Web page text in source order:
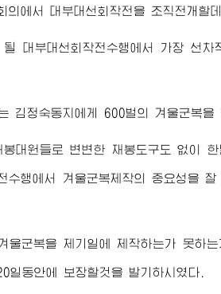
의에서 대부대선회작전을 조직전개
될 대부대선회작전수행에서 가장 선
김정숙동지 에게 600벌의 겨울군복을
대원들로 변변한 재봉도구도 없이
수행에서 겨울군복제작의 중요성을 잘
울군복을 제기일에 제작하는가 못하
일동안에 보장할것을 발기하시였다.